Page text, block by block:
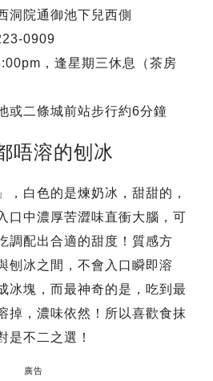
洞院通御池下兒西側
0909
，逢星期三休息（茶房
或二條城前站步行約6分鐘
唔溶的刨冰
，白色的是煉奶冰，甜甜的，
口中濃厚苦澀味直衝大腦，可
調配出合適的甜度！質感方
刨冰之間，不會入口瞬即溶
冰塊，而最神奇的是，吃到最
掉，濃味依然！所以喜歡食抹
是不二之選！
廣告